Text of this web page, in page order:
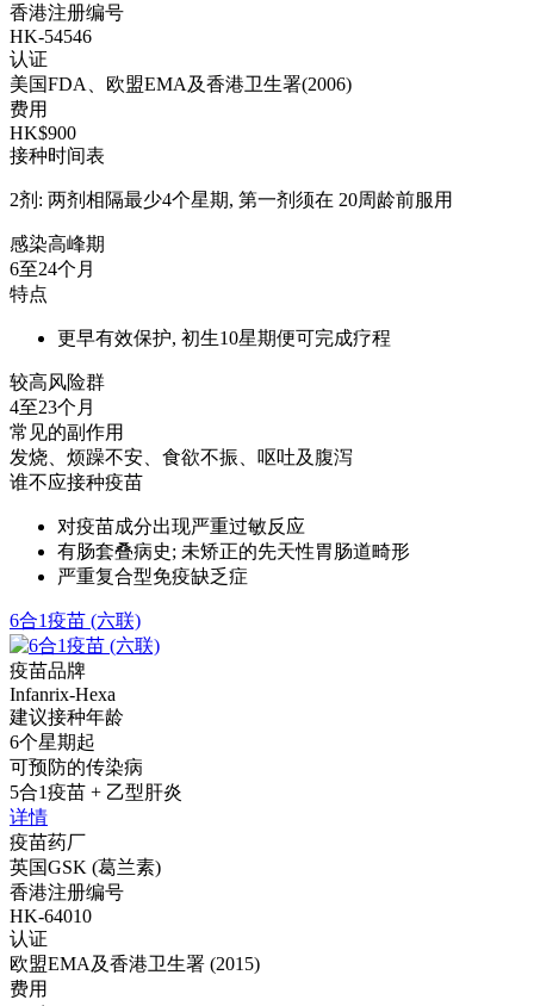
香港注册编号
HK-54546
认证
美国FDA、欧盟EMA及香港卫生署(2006)
费用
HK$900
接种时间表
2剂: 两剂相隔最少4个星期, 第一剂须在 20周龄前服用
感染高峰期
6至24个月
特点
更早有效保护, 初生10星期便可完成疗程
较高风险群
4至23个月
常见的副作用
发烧、烦躁不安、食欲不振、呕吐及腹泻
谁不应接种疫苗
对疫苗成分出现严重过敏反应
有肠套叠病史; 未矫正的先天性胃肠道畸形
严重复合型免疫缺乏症
6合1疫苗 (六联)
疫苗品牌
Infanrix-Hexa
建议接种年龄
6个星期起
可预防的传染病
5合1疫苗 + 乙型肝炎
详情
疫苗药厂
英国GSK (葛兰素)
香港注册编号
HK-64010
认证
欧盟EMA及香港卫生署 (2015)
费用